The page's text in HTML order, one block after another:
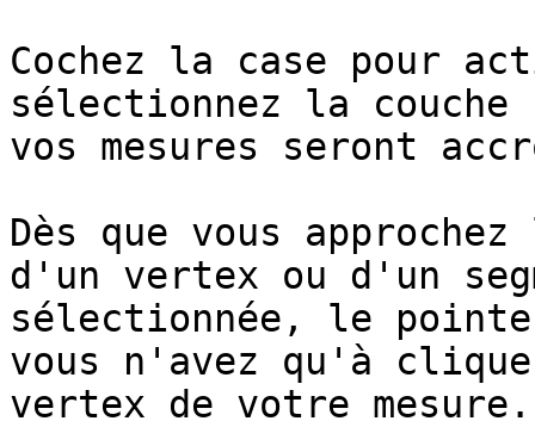
Cochez la case pour
sélectionnez la
vos mesures seront
Dès que vous
d'un vertex ou d'un
sélectionnée, le
vous n'avez qu'à
vertex de votre mesure.